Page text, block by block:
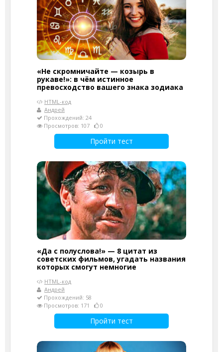
«Не скромничайте — козырь в
рукаве!»: в чём истинное
превосходство вашего знака зодиака
HTML-код
Андрей
Прохождений: 24
Просмотров: 107
0
Пройти тест
«Да с полуслова!» — 8 цитат из
советских фильмов, угадать названия
которых смогут немногие
HTML-код
Андрей
Прохождений: 58
Просмотров: 171
0
Пройти тест